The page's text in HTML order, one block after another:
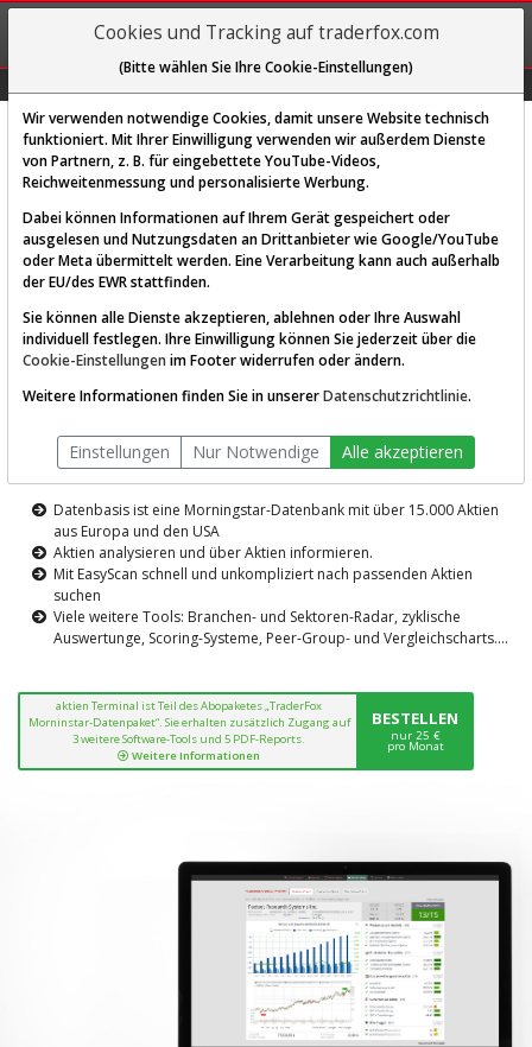
REGIS-
TRIEREN
Diese Funktion ist nur für
AKTIEN-TERMINAL
Die Aktienanalyse-Plattform von
TraderFox
Datenbasis ist eine Morningstar-Datenbank mit über 15.000 Aktien
aus Europa und den USA
Aktien analysieren und über Aktien informieren.
Mit EasyScan schnell und unkompliziert nach passenden Aktien
suchen
Viele weitere Tools: Branchen- und Sektoren-Radar, zyklische
Auswertunge, Scoring-Systeme, Peer-Group- und Vergleichscharts....
aktien Terminal ist Teil des Abopaketes „TraderFox
Morninstar-Datenpaket“. Sie erhalten zusätzlich Zugang auf
3 weitere Software-Tools und 5 PDF-Reports.
Weitere Informationen
BESTELLEN
nur 25 €
pro Monat
Cookies und Tracking auf traderfox.com
(Bitte wählen Sie Ihre Cookie-Einstellungen)
Wir verwenden notwendige Cookies, damit unsere Website technisch
funktioniert. Mit Ihrer Einwilligung verwenden wir außerdem Dienste
von Partnern, z. B. für eingebettete YouTube-Videos,
Reichweitenmessung und personalisierte Werbung.
Dabei können Informationen auf Ihrem Gerät gespeichert oder
ausgelesen und Nutzungsdaten an Drittanbieter wie Google/YouTube
oder Meta übermittelt werden. Eine Verarbeitung kann auch außerhalb
der EU/des EWR stattfinden.
Sie können alle Dienste akzeptieren, ablehnen oder Ihre Auswahl
individuell festlegen. Ihre Einwilligung können Sie jederzeit über die
Cookie-Einstellungen im Footer widerrufen oder ändern.
Weitere Informationen finden Sie in unsererDatenschutzrichtlinie.
Einstellungen Nur Notwendige Alle akzeptieren